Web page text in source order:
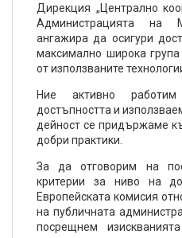
Дирекция „Централно
Администрацията на
ангажира да осигури
максимално широка
от използваните
Ние активно
достъпността и
дейност се придържаме
добри практики.
За да отговорим на
критерии за ниво на
Европейската комисия
на публичната
посрещнем